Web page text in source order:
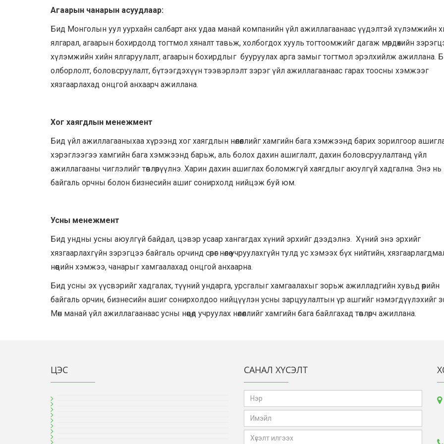
Агаарын чанарын асуудлаар:
Бид Монголын уул уурхайн салбарт анх удаа манай компанийн үйл ажиллагаанаас үүдэлтэй хүлэмжийн
ялгарал, агаарын бохирдолд тогтмол хяналт тавьж, холбогдох хууль тогтоомжийг дагаж мөрдөхийн
хүлэмжийн хийн ялгаруулалт, агаарын бохирдлыг бууруулах арга замыг тогтмол эрэлхийлж ажиллана.
олборлолт, боловсруулалт, бүтээгдэхүүн тээвэрлэлт зэрэг үйл ажиллагаанаас гарах тоосны хэмжээг
хязгаарлахад онцгой анхаарч ажиллана.
Хог хаягдлын менежмент
Бид үйл ажиллагааныхаа хүрээнд хог хаягдлын нөлөөллийг хамгийн бага хэмжээнд барих зорилгоор
хэрэглээгээ хамгийн бага хэмжээнд барьж, аль болох дахин ашиглалт, дахин боловсруулалтанд үйл
ажиллагааны чиглэлийг төвлөрүүлнэ. Харин дахин ашиглах боломжгүй хаягдлыг аюулгүй хадгална. Энэ нь
байгаль орчны болон бизнесийн ашиг сонирхолд нийцэж буй юм.
Усны менежмент
Бид ундны усны аюулгүй байдал, цэвэр усаар хангагдах хүний эрхийг дээдэлнэ. Хүний энэ эрхийг
хязгаарлахгүйн зэрэгцээ байгаль орчинд сөрөг нөлөө учруулахгүйн тулд ус хэмээх бүх нийтийн,
нөөцийн хэмжээ, чанарыг хамгаалахад онцгой анхаарна.
Бид усны эх үүсвэрийг хадгалах, түүний ундарга, урсгалыг хамгаалахыг зорьж ажилладгийн хувьд өөрийн
байгаль орчин, бизнесийн ашиг сонирхолдоо нийцүүлэн усны зарцуулалтын үр ашгийг нэмэгдүүлэхийг
Мөн манай үйл ажиллагаанаас усны нөөцөд учруулах нөлөөллийг хамгийн бага байлгахад төвлөрч ажиллана.
ЦЭС САНАЛ ХҮСЭЛТ